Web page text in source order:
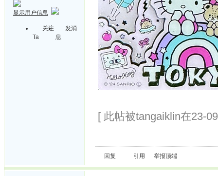
显示用户信息
关注
Ta
发消
息
[ 此帖被tangaiklin在23-
回复 引用 举报顶端